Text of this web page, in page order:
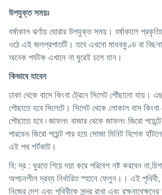
উপযুক্ত সময়ঃ
বর্ষাকাল ঝর্ণায় ঘোরার উপযুক্ত সময়। বর্ষাকালে
ওঠে এই জলপ্রপাতটি। তবে এখনো মাধবকুণ্ড বা
অনেক পর্যটক এখানে না ঘুরেই চলে যান।
কিভাবে যাবেন
ঢাকা থেকে বাসে কিংবা ট্রেনে সিলেট পৌঁছানো যায়।
পৌছাতে হবে সিলেটে। সিলেট থেকে লোকাল বাস
পৌছাতে হবে ৷ জাফলং বাজার থেকে জাফলং জিরো
পারবেন৷ জিরো পয়েন্ট পার হয়ে সোজা মিনিট বিশেক
এই পথ শর্টকাট।
বি: দ্র : ঘুরতে গিয়ে দয়া করে পরিবেশ নষ্ট করবেন
অপচনশীল দ্রব্য নির্ধারিত স্হানে ফেলুন।। এই
নিজের দেশ এবং পৃথিবীকে সুন্দর রাখা এবং